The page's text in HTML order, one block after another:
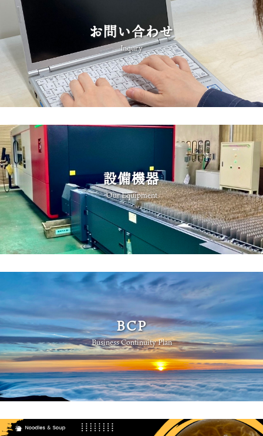
お問い合わせ
Inqury
設備機器
Our Equipment
BCP
Business Continuity Plan